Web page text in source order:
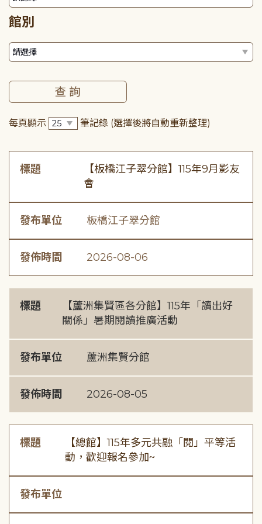
館別
每頁顯示 筆記錄 (選擇後將自動重新整理)
標題
【板橋江子翠分館】115年9月影友
會
發布單位 板橋江子翠分館
發佈時間 2026-08-06
標題
【蘆洲集賢區各分館】115年「讀出好
關係」暑期閱讀推廣活動
發布單位 蘆洲集賢分館
發佈時間 2026-08-05
標題
【總館】115年多元共融「閱」平等活
動，歡迎報名參加~
發布單位